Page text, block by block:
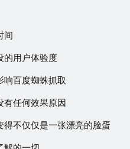
间
的用户体验度
响百度蜘蛛抓取
有任何效果原因
得不仅仅是一张漂亮的脸蛋